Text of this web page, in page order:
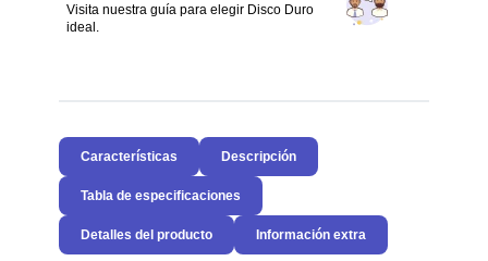
Visita nuestra guía para elegir Disco Duro
ideal.
Características Descripción
Tabla de especificaciones
Detalles del producto Información extra